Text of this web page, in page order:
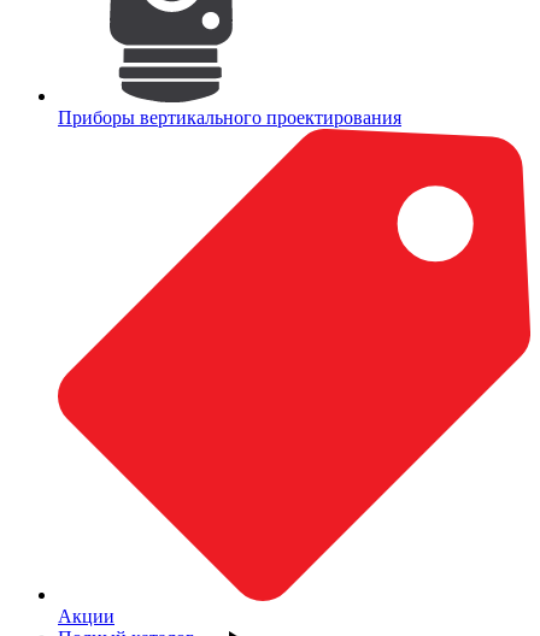
Приборы вертикального проектирования
Акции